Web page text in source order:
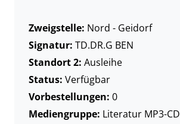
Zweigstelle: Nord - Geidorf
Signatur: TD.DR.G BEN
Standort 2: Ausleihe
Status: Verfügbar
Vorbestellungen: 0
Mediengruppe: Literatur MP3-CD